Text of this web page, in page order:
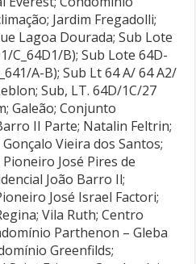
Jardim Fregadolli;
Lagoa Dourada; Sub Lote
C_64D1/B); Sub Lote 64D-
A-B); Sub Lt 64 A/ 64 A2/
Sub, LT. 64D/1C/27
Galeão; Conjunto
II Parte; Natalin Feltrin;
Vieira dos Santos;
José Pires de
João Barro Il;
José Israel Factori;
Vila Ruth; Centro
Parthenon – Gleba
Greenfilds;